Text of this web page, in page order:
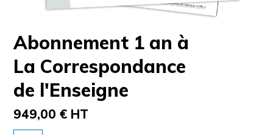
Abonnement 1 an à
La Correspondance
de l'Enseigne
949,00 € HT